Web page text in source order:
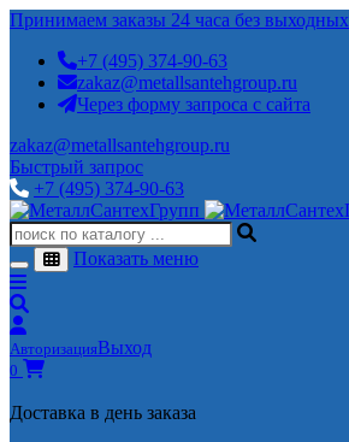
Принимаем заказы 24 часа без выходных
+7 (495) 374-90-63
zakaz@metallsantehgroup.ru
Через форму запроса с сайта
zakaz@metallsantehgroup.ru
Быстрый запрос
+7 (495) 374-90-63
Показать меню
АвторизацияВыход
0
Доставка в день заказа